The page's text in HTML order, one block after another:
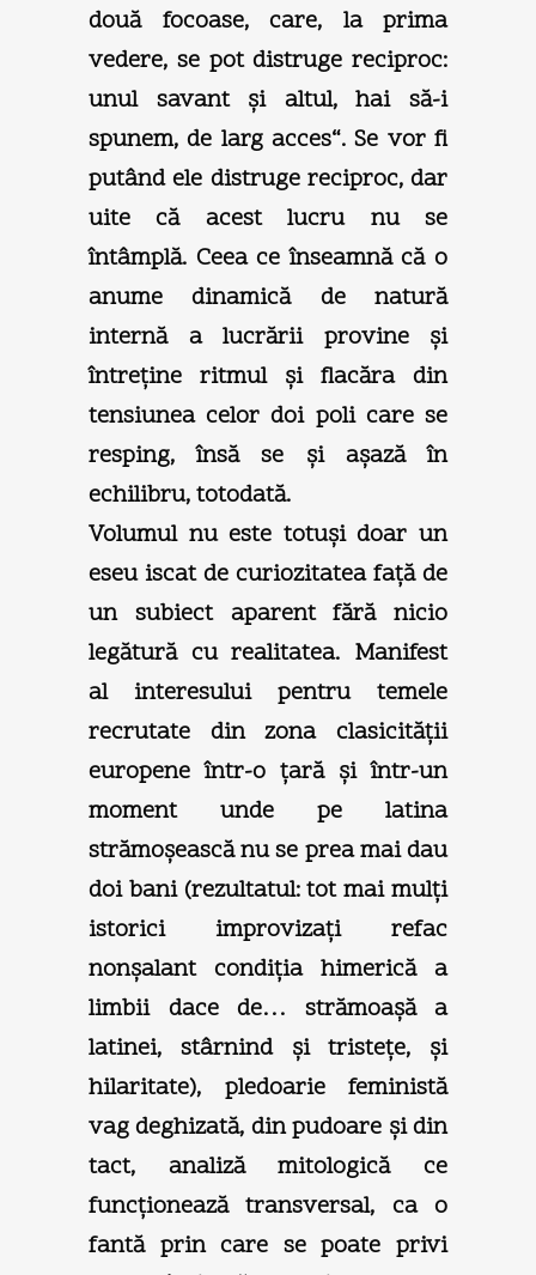
două focoase, care, la prima
vedere, se pot distruge reciproc:
unul savant şi altul, hai să-i
spunem, de larg acces“. Se vor fi
putând ele distruge reciproc, dar
uite că acest lucru nu se
întâmplă. Ceea ce înseamnă că o
anume dinamică de natură
internă a lucrării provine şi
întreţine ritmul şi flacăra din
tensiunea celor doi poli care se
resping, însă se şi aşază în
echilibru, totodată.
Volumul nu este totuşi doar un
eseu iscat de curiozitatea faţă de
un subiect aparent fără nicio
legătură cu realitatea. Manifest
al interesului pentru temele
recrutate din zona clasicităţii
europene într-o ţară şi într-un
moment unde pe latina
strămoşească nu se prea mai dau
doi bani (rezultatul: tot mai mulţi
istorici improvizaţi refac
nonşalant condiţia himerică a
limbii dace de… strămoaşă a
latinei, stârnind şi tristeţe, şi
hilaritate), pledoarie feministă
vag deghizată, din pudoare şi din
tact, analiză mitologică ce
funcţionează transversal, ca o
fantă prin care se poate privi